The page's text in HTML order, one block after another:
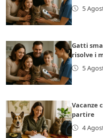
5
Gatti
risolve i
5
Vacanze
partire
4